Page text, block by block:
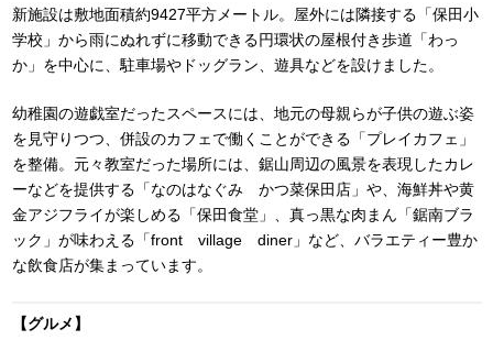
新施設は敷地面積約9427平方メートル。屋外には隣接する「保田小
学校」から雨にぬれずに移動できる円環状の屋根付き歩道「わっ
か」を中心に、駐車場やドッグラン、遊具などを設けました。
幼稚園の遊戯室だったスペースには、地元の母親らが子供の遊ぶ姿
を見守りつつ、併設のカフェで働くことができる「プレイカフェ」
を整備。元々教室だった場所には、鋸山周辺の風景を表現したカレ
ーなどを提供する「なのはなぐみ かつ菜保田店」や、海鮮丼や黄
金アジフライが楽しめる「保田食堂」、真っ黒な肉まん「鋸南ブラ
ック」が味わえる「front village diner」など、バラエティー豊か
な飲食店が集まっています。
【グルメ】